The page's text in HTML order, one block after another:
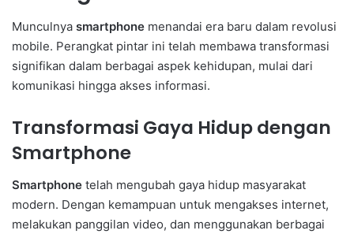
Munculnya smartphone menandai era baru dalam revolusi
mobile. Perangkat pintar ini telah membawa transformasi
signifikan dalam berbagai aspek kehidupan, mulai dari
komunikasi hingga akses informasi.
Transformasi Gaya Hidup dengan
Smartphone
Smartphone telah mengubah gaya hidup masyarakat
modern. Dengan kemampuan untuk mengakses internet,
melakukan panggilan video, dan menggunakan berbagai